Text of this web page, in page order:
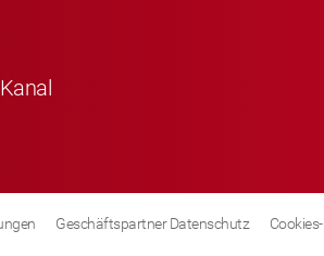
Geschäftspartner Datenschutz